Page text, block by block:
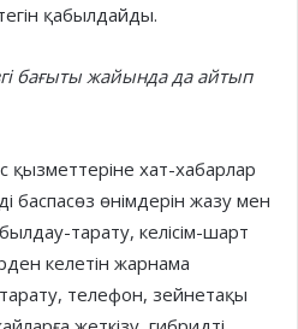
қабылдайды.
бағыты жайында да айтып
хат-хабарлар
баспасөз өнімдерін жазу мен
тарату, келісім-шарт
келетін жарнама
телефон, зейнетақы